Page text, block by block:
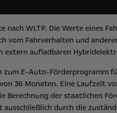
nach WLTP. Die Werte eines
vom Fahrverhalten und
extern aufladbaren
E-Auto-Förderprogramm
36 Monaten. Eine Laufzeit
Berechnung der staatlichen
durch die